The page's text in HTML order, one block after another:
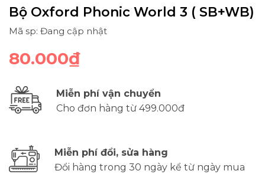
Bộ Oxford Phonic World 3 ( SB+WB)
Mã sp: Đang cập nhật
80.000₫
Miễn phí vận chuyển
Cho đơn hàng từ 499.000đ
Miễn phí đổi, sửa hàng
Đổi hàng trong 30 ngày kể từ ngày mua